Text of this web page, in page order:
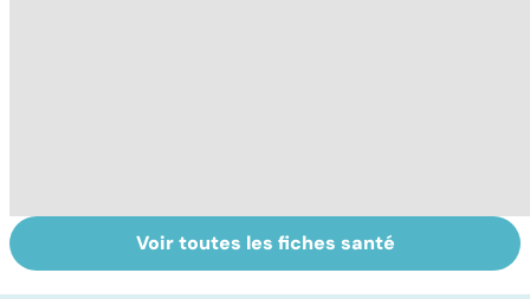
Tout savoir sur
les infections
Inflammation des
amygdales : que
Voir toutes les fiches santé